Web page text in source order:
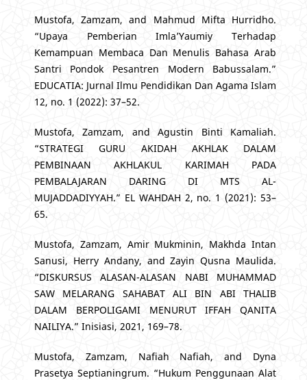
Mustofa, Zamzam, and Mahmud Mifta Hurridho.
“Upaya Pemberian Imla’Yaumiy Terhadap
Kemampuan Membaca Dan Menulis Bahasa Arab
Santri Pondok Pesantren Modern Babussalam.”
EDUCATIA: Jurnal Ilmu Pendidikan Dan Agama Islam
12, no. 1 (2022): 37–52.
Mustofa, Zamzam, and Agustin Binti Kamaliah.
“STRATEGI GURU AKIDAH AKHLAK DALAM
PEMBINAAN AKHLAKUL KARIMAH PADA
PEMBALAJARAN DARING DI MTS AL-
MUJADDADIYYAH.” EL WAHDAH 2, no. 1 (2021): 53–
65.
Mustofa, Zamzam, Amir Mukminin, Makhda Intan
Sanusi, Herry Andany, and Zayin Qusna Maulida.
“DISKURSUS ALASAN-ALASAN NABI MUHAMMAD
SAW MELARANG SAHABAT ALI BIN ABI THALIB
DALAM BERPOLIGAMI MENURUT IFFAH QANITA
NAILIYA.” Inisiasi, 2021, 169–78.
Mustofa, Zamzam, Nafiah Nafiah, and Dyna
Prasetya Septianingrum. “Hukum Penggunaan Alat